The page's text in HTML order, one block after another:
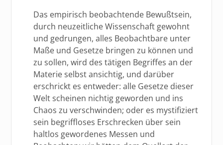
Das empirisch beobachtende Bewußtsein,
durch neuzeitliche Wissenschaft gewohnt
und gedrungen, alles Beobachtbare unter
Maße und Gesetze bringen zu können und
zu sollen, wird des tätigen Begriffes an der
Materie selbst ansichtig, und darüber
erschrickt es entweder: alle Gesetze dieser
Welt scheinen nichtig geworden und ins
Chaos zu verschwinden; oder es mystifiziert
sein begriffloses Erschrecken über sein
haltlos gewordenes Messen und